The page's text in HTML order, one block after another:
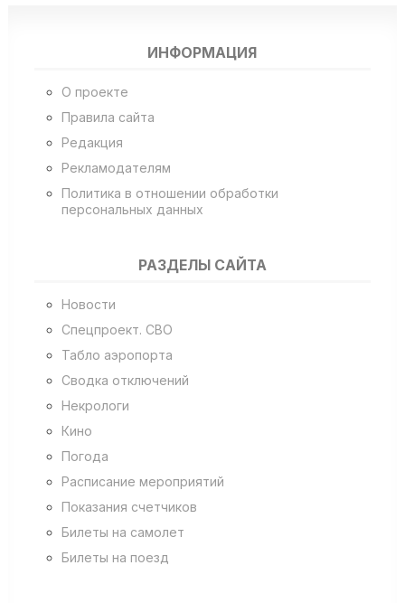
ИНФОРМАЦИЯ
О проекте
Правила сайта
Редакция
Рекламодателям
Политика в отношении обработки
персональных данных
РАЗДЕЛЫ САЙТА
Новости
Спецпроект. СВО
Табло аэропорта
Сводка отключений
Некрологи
Кино
Погода
Расписание мероприятий
Показания счетчиков
Билеты на самолет
Билеты на поезд